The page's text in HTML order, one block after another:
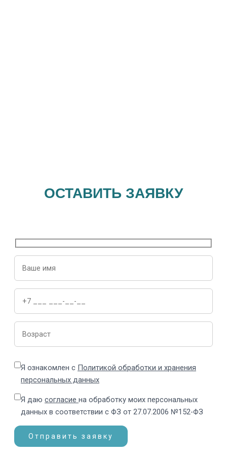
ОСТАВИТЬ ЗАЯВКУ
Я ознакомлен с Политикой обработки и хранения
персональных данных
Я даю согласие на обработку моих персональных
данных в соответствии с ФЗ от 27.07.2006 №152-ФЗ